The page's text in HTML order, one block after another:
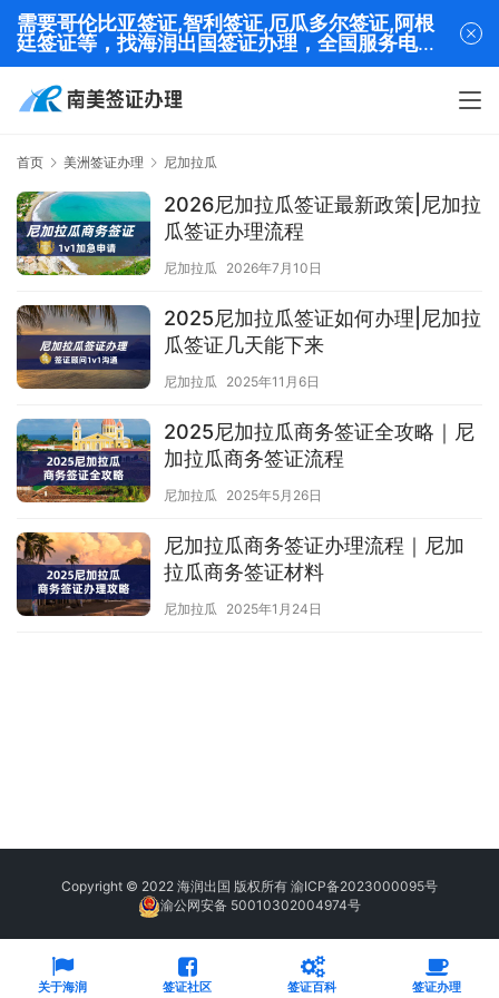
首页 美洲签证办理 尼加拉瓜
2026尼加拉瓜签证最新政策|尼加拉
瓜签证办理流程
尼加拉瓜 2026年7月10日
2025尼加拉瓜签证如何办理|尼加拉
瓜签证几天能下来
尼加拉瓜 2025年11月6日
2025尼加拉瓜商务签证全攻略｜尼
加拉瓜商务签证流程
尼加拉瓜 2025年5月26日
尼加拉瓜商务签证办理流程｜尼加
拉瓜商务签证材料
尼加拉瓜 2025年1月24日
Copyright © 2022 海润出国 版权所有 渝ICP备2023000095号
渝公网安备 50010302004974号
关于海润 签证社区 签证百科 签证办理
需要哥伦比亚签证,智利签证,厄瓜多尔签证,阿根
廷签证等，找海润出国签证办理，全国服务电话
13320282001